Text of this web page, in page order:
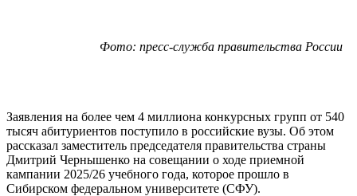
Фото: пресс-служба правительства России
Заявления на более чем 4 миллиона конкурсных групп от 540
тысяч абитуриентов поступило в российские вузы. Об этом
рассказал заместитель председателя правительства страны
Дмитрий Чернышенко на совещании о ходе приемной
кампании 2025/26 учебного года, которое прошло в
Сибирском федеральном университете (СФУ).